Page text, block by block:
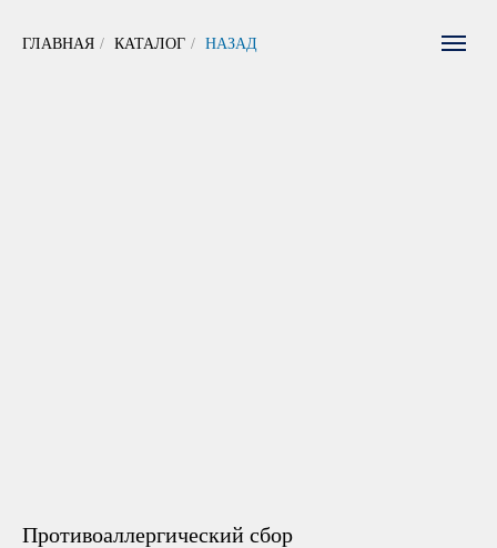
ГЛАВНАЯ / КАТАЛОГ / НАЗАД
Противоаллергический сбор